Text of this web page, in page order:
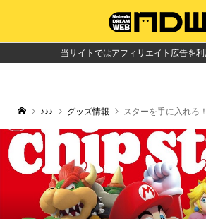
当サイトではアフィリエイト広告を
♪♪♪ グッズ情報 スターを手に入れろ！「チップスター」と『スー